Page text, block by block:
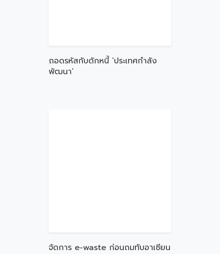
ถอดรหัสกับดักหนี้ ‘ประเทศกำลัง
พัฒนา’
จัดการ e-waste ก่อนถมทับอาเซียน